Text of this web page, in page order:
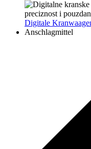
Digitale
Anschlagmittel